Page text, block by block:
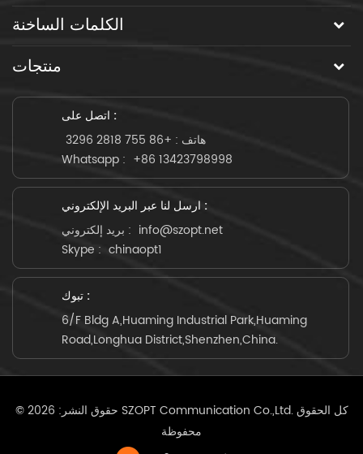
الكلمات الساخنة
منتجات
اتصل على :
هاتف : +86 755 2818 3296
Whatsapp : +86 13423798998
ارسل لنا عبر البريد الإلكتروني :
بريد إلكتروني : info@szopt.net
Skype : chinaopt1
تبوك :
6/F Bldg A,Huaming Industrial Park,Huaming
Road,Longhua District,Shenzhen,China.
© حقوق النشر: 2026 SZOPT Communication Co.,Ltd. كل الحقوق
محفوظة